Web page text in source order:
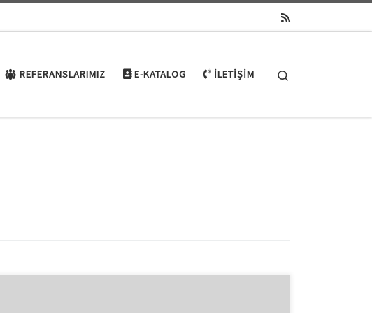
REFERANSLARIMIZ E-KATALOG İLETIŞIM